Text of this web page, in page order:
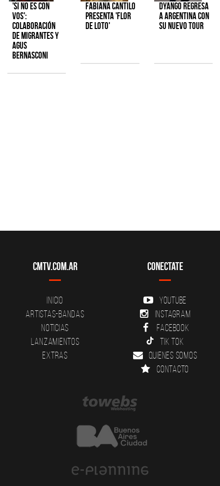
'Si No Es Con
Vos':
colaboración
de Migrantes y
Agus
Bernasconi
Fabiana Cantilo
presenta 'Flor
de Loto'
Dyango regresa
a Argentina con
su nuevo tour
CMTV.com.ar
Inicio
Artistas-Bandas
Noticias
Lanzamientos
Extras
Conectate
YouTube
Instagram
Facebook
Tik Tok
Quienes somos
Contacto